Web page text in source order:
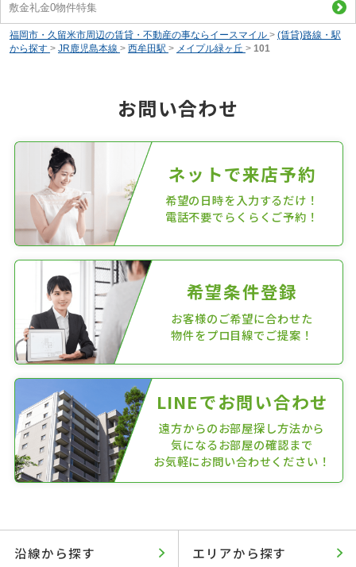
敷金礼金0物件特集
福岡市・久留米市周辺の賃貸・不動産の事ならイースマイル > (賃貸)路線・駅
から探す > JR鹿児島本線 > 西牟田駅 > メイプル緑ヶ丘 > 101
お問い合わせ
ネットで来店予約
希望の日時を入力するだけ！
電話不要でらくらくご予約！
希望条件登録
お客様のご希望に合わせた
物件をプロ目線でご提案！
LINEでお問い合わせ
遠方からのお部屋探し方法から
気になるお部屋の確認まで
お気軽にお問い合わせください！
沿線から探す エリアから探す